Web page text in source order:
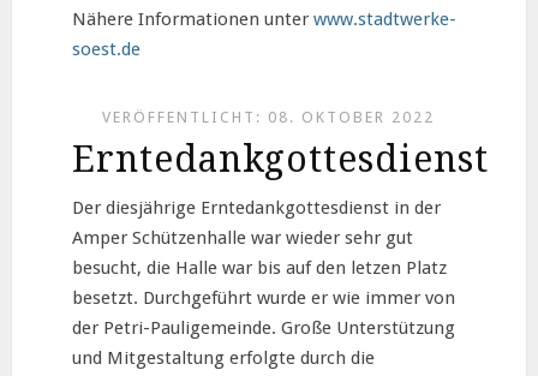
Nähere Informationen unter www.stadtwerke-
soest.de
VERÖFFENTLICHT: 08. OKTOBER 2022
Erntedankgottesdienst
Der diesjährige Erntedankgottesdienst in der
Amper Schützenhalle war wieder sehr gut
besucht, die Halle war bis auf den letzen Platz
besetzt. Durchgeführt wurde er wie immer von
der Petri-Pauligemeinde. Große Unterstützung
und Mitgestaltung erfolgte durch die